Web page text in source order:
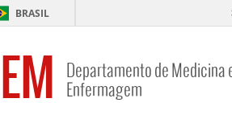
BRASIL
Departamento de Medicina
Enfermagem